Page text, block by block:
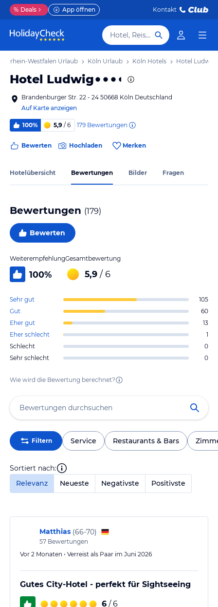
% Deals App öffnen Kontakt
Hotel, Reiseziel
Westfalen Urlaub Köln Urlaub Köln Hotels Hotel Ludwig
Hotel Ludwig
Brandenburger Str. 22 - 24 50668 Köln Deutschland
Auf Karte anzeigen
100% 5,9 / 6 179 Bewertungen
Bewerten Hochladen Merken
Hotelübersicht Bewertungen Bilder Fragen
Bewertungen (179)
Bewerten
Weiterempfehlung
100%
Gesamtbewertung
5,9 / 6
Sehr gut
105
Gut
60
Eher gut
13
Eher schlecht
1
Schlecht
0
Sehr schlecht
0
Wie wird die Bewertung berechnet?
Filtern Service Restaurants & Bars
Sortiert nach:
Relevanz
Neueste Negativste Positivste
Matthias (66-70)
57 Bewertungen
Vor 2 Monaten • Verreist als Paar im Juni 2026
Gutes City-Hotel - perfekt für Sightseeing
6 / 6